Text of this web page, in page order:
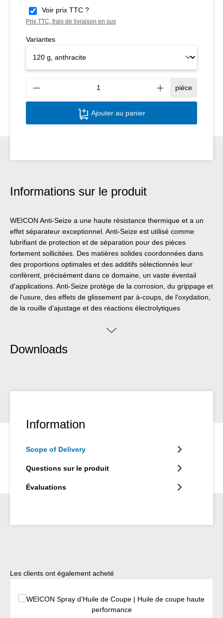
Voir prix TTC ?
Prix TTC, frais de livraison en sus
Variantes
pièce
Ajouter au panier
Informations sur le produit
WEICON Anti-Seize a une haute résistance thermique et a un
effet séparateur exceptionnel. Anti-Seize est utilisé comme
lubrifiant de protection et de séparation pour des pièces
fortement sollicitées. Des matières solides coordonnées dans
des proportions optimales et des additifs sélectionnés leur
confèrent, précisément dans ce domaine, un vaste éventail
d'applications. Anti-Seize protège de la corrosion, du grippage et
de l'usure, des effets de glissement par à-coups, de l'oxydation,
de la rouille d'ajustage et des réactions électrolytiques
Downloads
Information
Scope of Delivery
Questions sur le produit
Évaluations
Ignorer la galerie de produits
Les clients ont également acheté